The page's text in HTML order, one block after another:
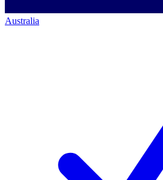
Australia